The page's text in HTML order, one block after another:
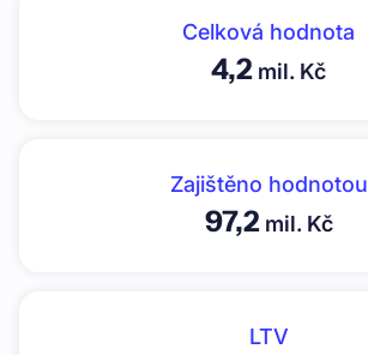
Celková hodnota
4,2 mil. Kč
Zajištěno hodnotou
97,2mil. Kč
LTV